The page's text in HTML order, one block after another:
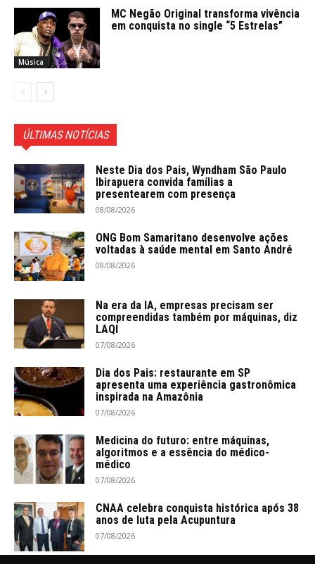
Música
MC Negão Original transforma vivência
em conquista no single “5 Estrelas”
ÚLTIMAS NOTÍCIAS
Neste Dia dos Pais, Wyndham São Paulo
Ibirapuera convida famílias a
presentearem com presença
08/08/2026
ONG Bom Samaritano desenvolve ações
voltadas à saúde mental em Santo André
08/08/2026
Na era da IA, empresas precisam ser
compreendidas também por máquinas, diz
LAQI
07/08/2026
Dia dos Pais: restaurante em SP
apresenta uma experiência gastronômica
inspirada na Amazônia
07/08/2026
Medicina do futuro: entre máquinas,
algoritmos e a essência do médico-
médico
07/08/2026
CNAA celebra conquista histórica após 38
anos de luta pela Acupuntura
07/08/2026